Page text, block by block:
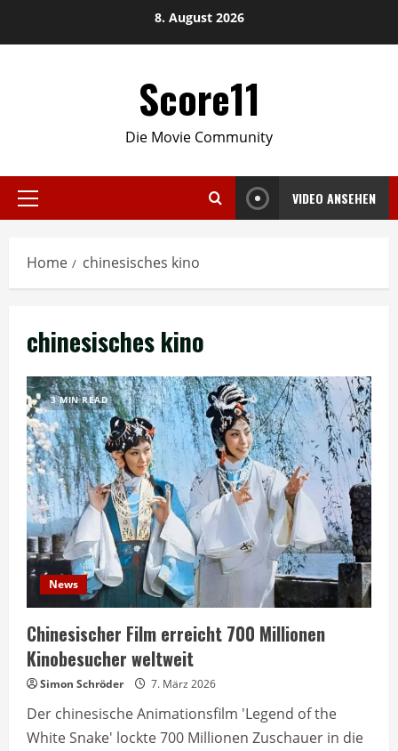
8. August 2026
Score11
Die Movie Community
Primary
VIDEO ANSEHEN
Home chinesisches kino
chinesisches kino
3 MIN READ
News
Chinesischer Film erreicht 700 Millionen
Kinobesucher weltweit
Simon Schröder 7. März 2026
Der chinesische Animationsfilm 'Legend of the
White Snake' lockte 700 Millionen Zuschauer in die